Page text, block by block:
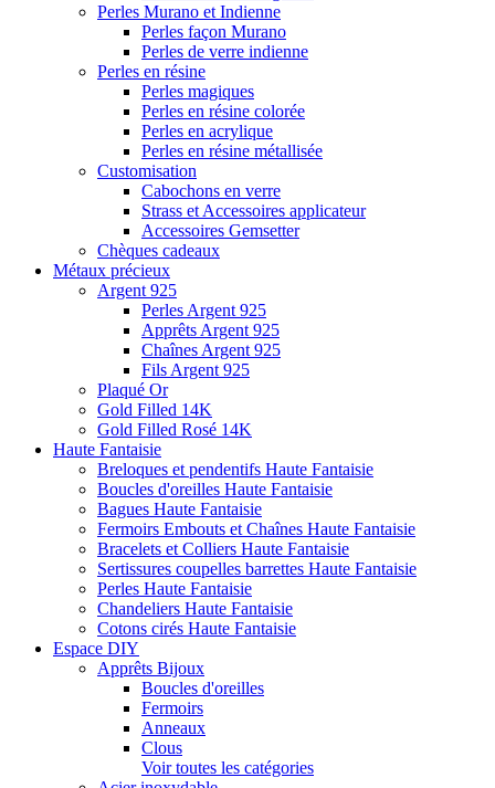
Perles Murano et Indienne
Perles façon Murano
Perles de verre indienne
Perles en résine
Perles magiques
Perles en résine colorée
Perles en acrylique
Perles en résine métallisée
Customisation
Cabochons en verre
Strass et Accessoires applicateur
Accessoires Gemsetter
Chèques cadeaux
Métaux précieux
Argent 925
Perles Argent 925
Apprêts Argent 925
Chaînes Argent 925
Fils Argent 925
Plaqué Or
Gold Filled 14K
Gold Filled Rosé 14K
Haute Fantaisie
Breloques et pendentifs Haute Fantaisie
Boucles d'oreilles Haute Fantaisie
Bagues Haute Fantaisie
Fermoirs Embouts et Chaînes Haute Fantaisie
Bracelets et Colliers Haute Fantaisie
Sertissures coupelles barrettes Haute Fantaisie
Perles Haute Fantaisie
Chandeliers Haute Fantaisie
Cotons cirés Haute Fantaisie
Espace DIY
Apprêts Bijoux
Boucles d'oreilles
Fermoirs
Anneaux
Clous
Voir toutes les catégories